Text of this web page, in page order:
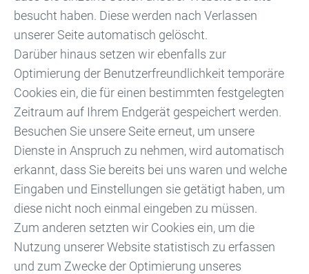
besucht haben. Diese werden nach Verlassen
unserer Seite automatisch gelöscht.
Darüber hinaus setzen wir ebenfalls zur
Optimierung der Benutzerfreundlichkeit temporäre
Cookies ein, die für einen bestimmten festgelegten
Zeitraum auf Ihrem Endgerät gespeichert werden.
Besuchen Sie unsere Seite erneut, um unsere
Dienste in Anspruch zu nehmen, wird automatisch
erkannt, dass Sie bereits bei uns waren und welche
Eingaben und Einstellungen sie getätigt haben, um
diese nicht noch einmal eingeben zu müssen.
Zum anderen setzten wir Cookies ein, um die
Nutzung unserer Website statistisch zu erfassen
und zum Zwecke der Optimierung unseres